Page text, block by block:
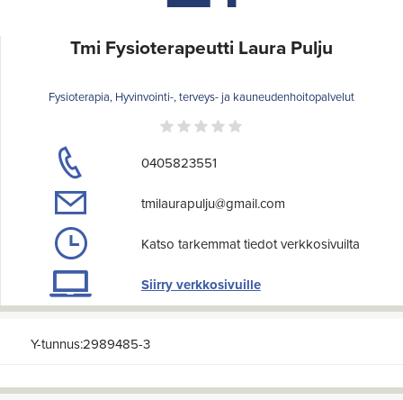
Tmi Fysioterapeutti Laura Pulju
Fysioterapia, Hyvinvointi-, terveys- ja kauneudenhoitopalvelut
0405823551
tmilaurapulju@gmail.com
Katso tarkemmat tiedot verkkosivuilta
Siirry verkkosivuille
Y-tunnus:2989485-3